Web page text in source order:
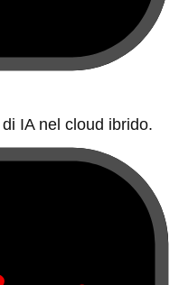
IA nel cloud ibrido.